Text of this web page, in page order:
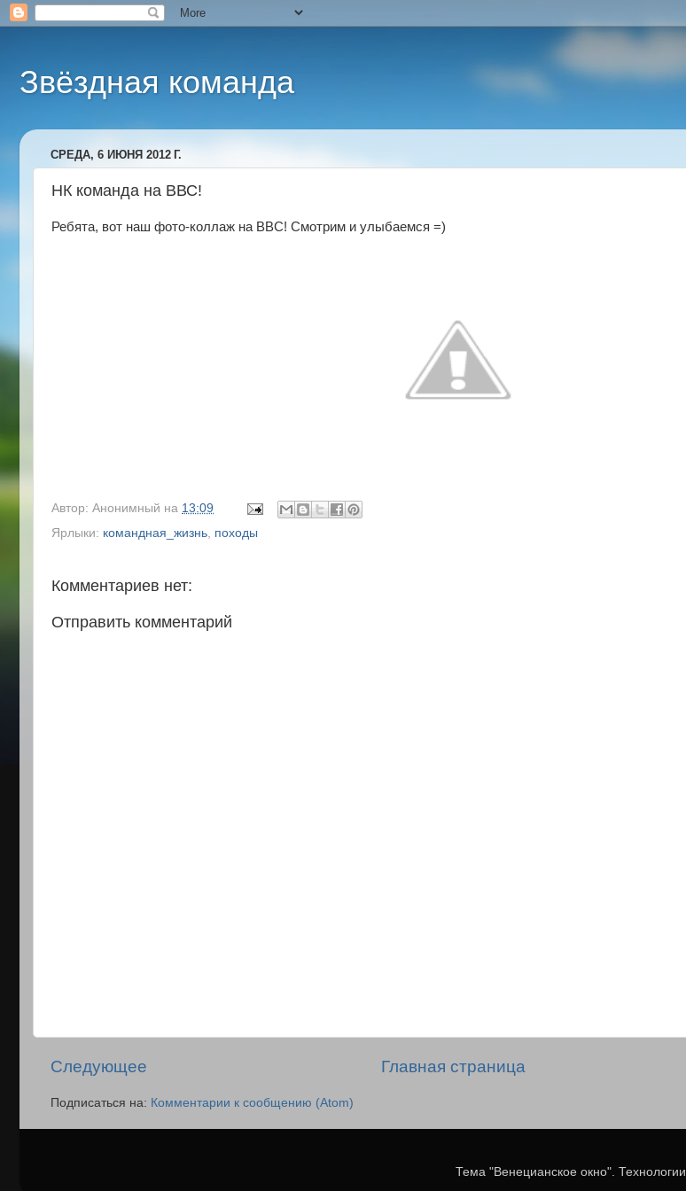
Звёздная команда
СРЕДА, 6 ИЮНЯ 2012 Г.
НК команда на ВВС!
Ребята, вот наш фото-коллаж на ВВС! Смотрим и улыбаемся =)
Автор: Анонимный на 13:09
Ярлыки: командная_жизнь походы
Комментариев нет:
Отправить комментарий
Следующее Главная страница
Подписаться на: Комментарии к сообщению (Atom)
Тема "Венецианское окно". Технологии